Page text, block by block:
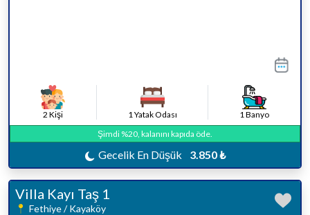
2 Kişi 1 Yatak Odası
1 Banyo
Şimdi %20, kalanını kapıda öde.
Gecelik En Düşük 3.850 ₺
Villa Kayı Taş 1
Fethiye / Kayaköy